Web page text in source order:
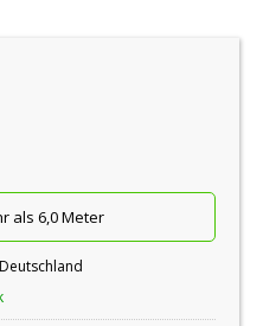
als 6,0 Meter